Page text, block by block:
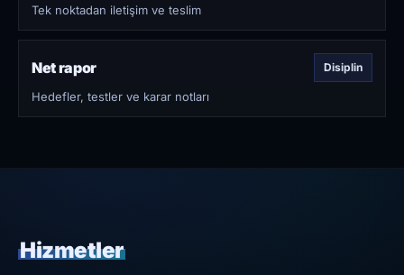
Tek noktadan iletişim ve teslim
Net rapor Disiplin
Hedefler, testler ve karar notları
Hizmetler